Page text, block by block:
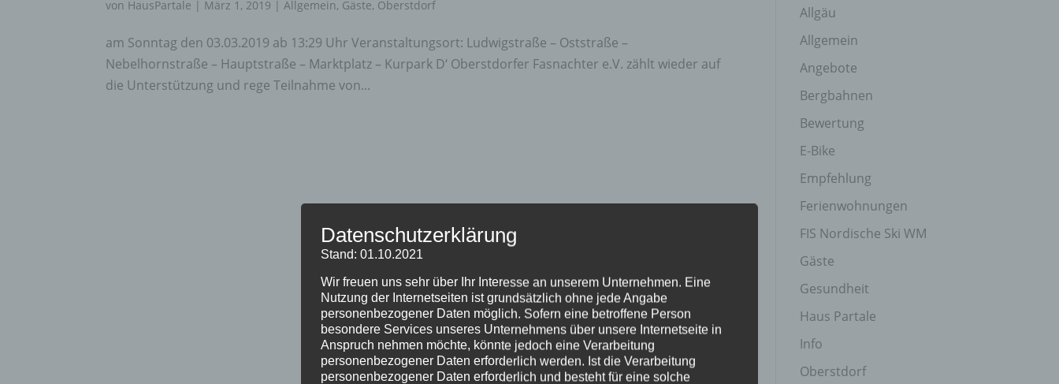
von HausPartale | März 1, 2019 | Allgemein, Gäste, Oberstdorf
am Sonntag den 03.03.2019 ab 13:29 Uhr Veranstaltungsort: Ludwigstraße – Oststraße –
Nebelhornstraße – Hauptstraße – Marktplatz – Kurpark D‘ Oberstdorfer Fasnachter e.V. zählt wieder auf
die Unterstützung und rege Teilnahme von...
Allgäu
Allgemein
Angebote
Bergbahnen
Bewertung
E-Bike
Empfehlung
Ferienwohnungen
FIS Nordische Ski WM
Gäste
Gesundheit
Haus Partale
Info
Oberstdorf
Datenschutzerklärung
Stand: 01.10.2021
Wir freuen uns sehr über Ihr Interesse an unserem Unternehmen. Eine
Nutzung der Internetseiten ist grundsätzlich ohne jede Angabe
personenbezogener Daten möglich. Sofern eine betroffene Person
besondere Services unseres Unternehmens über unsere Internetseite in
Anspruch nehmen möchte, könnte jedoch eine Verarbeitung
personenbezogener Daten erforderlich werden. Ist die Verarbeitung
personenbezogener Daten erforderlich und besteht für eine solche